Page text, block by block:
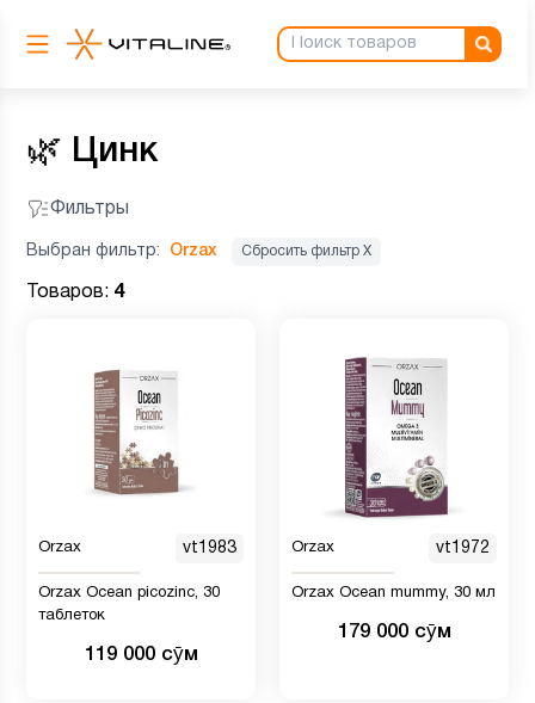
🌿 Цинк
Фильтры
Выбран фильтр: Orzax Сбросить фильтр Х
Товаров: 4
Orzax vt1983
Orzax Ocean picozinc, 30
таблеток
119 000 сӯм
Orzax vt1972
Orzax Ocean mummy, 30 мл
179 000 сӯм